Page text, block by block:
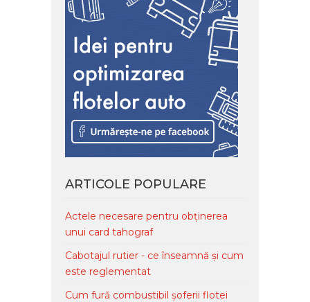
ARTICOLE POPULARE
Actele necesare pentru obținerea
unui card tahograf
Cabotajul rutier - ce înseamnă și cum
este reglementat
Cum fură combustibil șoferii flotei